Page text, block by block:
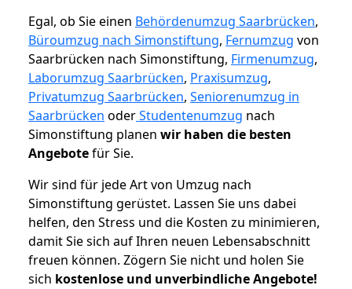
Egal, ob Sie einen Behördenumzug Saarbrücken,
Büroumzug nach Simonstiftung, Fernumzug von
Saarbrücken nach Simonstiftung, Firmenumzug,
Laborumzug Saarbrücken, Praxisumzug,
Privatumzug Saarbrücken, Seniorenumzug in
Saarbrücken oderStudentenumzug nach
Simonstiftung planen wir haben die besten
Angebotefür Sie.
Wir sind für jede Art von Umzug nach
Simonstiftung gerüstet. Lassen Sie uns dabei
helfen, den Stress und die Kosten zu minimieren,
damit Sie sich auf Ihren neuen Lebensabschnitt
freuen können. Zögern Sie nicht und holen Sie
sich kostenlose und unverbindliche Angebote!